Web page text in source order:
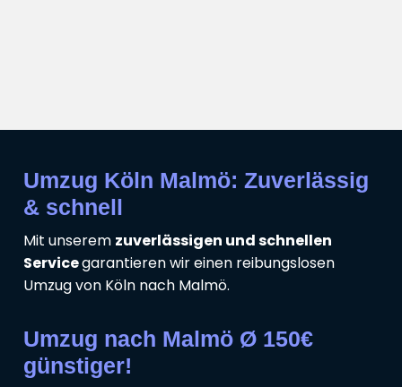
Umzug Köln Malmö: Zuverlässig
& schnell
Mit unserem zuverlässigen und schnellen
Servicegarantieren wir einen reibungslosen
Umzug von Köln nach Malmö.
Umzug nach Malmö Ø 150€
günstiger!